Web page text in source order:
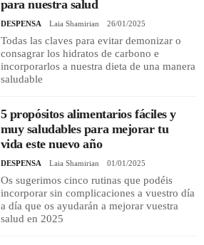
para nuestra salud
DESPENSA Laia Shamirian 26/01/2025
Todas las claves para evitar demonizar o
consagrar los hidratos de carbono e
incorporarlos a nuestra dieta de una manera
saludable
5 propósitos alimentarios fáciles y
muy saludables para mejorar tu
vida este nuevo año
DESPENSA Laia Shamirian 01/01/2025
Os sugerimos cinco rutinas que podéis
incorporar sin complicaciones a vuestro día
a día que os ayudarán a mejorar vuestra
salud en 2025